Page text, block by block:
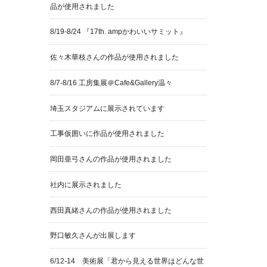
品が使用されました
8/19-8/24 『17th. ampかわいいサミット』
佐々木華枝さんの作品が使用されました
8/7-8/16 工房集展＠Cafe&Gallery温々
埼玉スタジアムに展示されています
工事仮囲いに作品が使用されました
岡田亜弓さんの作品が使用されました
社内に展示されました
西田真緒さんの作品が使用されました
野口敏久さんが出展します
6/12-14 美術展「君から見える世界はどんな世